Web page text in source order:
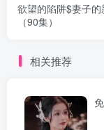
欲望的陷阱$妻子的
（90集）
相关推荐